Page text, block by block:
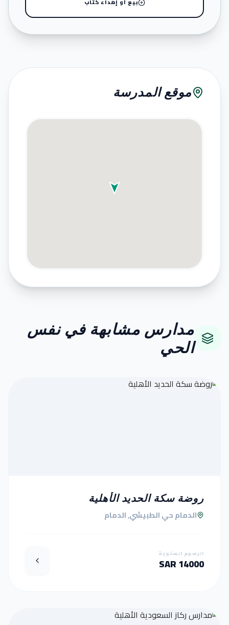
بيع أو إهداء كتاب
موقع المدرسة
مدارس مشابهة في نفس
الحي
روضة سكة الحديد الأهلية
الدمام حي الطبيشي, الدمام
الرسوم السنوية
14000 SAR